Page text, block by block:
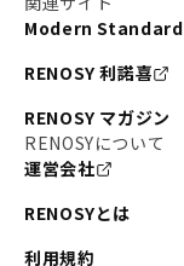
Modern Standard
RENOSY 利諾喜
RENOSY マガジン
RENOSYについて
運営会社
RENOSYとは
利用規約